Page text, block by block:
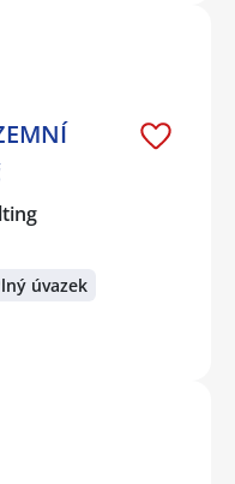
úvazek